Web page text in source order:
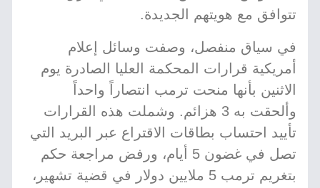
تتوافق مع هويتهم الجديدة.
في سياق منفصل، وصفت وسائل إعلام
أمريكية قرارات المحكمة العليا الصادرة يوم
الاثنين بأنها منحت ترمب انتصاراً واحداً
وألحقت به 3 هزائم. وشملت هذه القرارات
تأييد احتساب بطاقات الاقتراع عبر البريد التي
تصل في غضون 5 أيام، ورفض مراجعة حكم
بتغريم ترمب 5 ملايين دولار في قضية تشهير،